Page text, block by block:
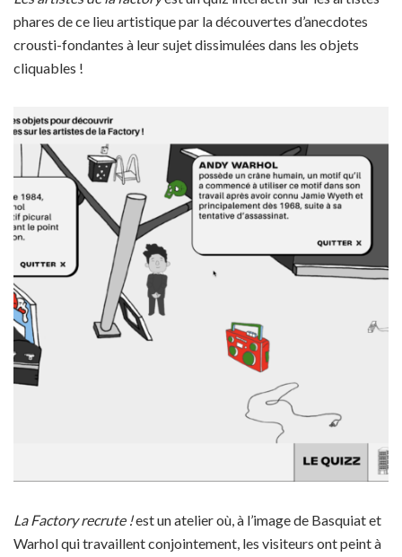
phares de ce lieu artistique par la découvertes d’anecdotes
crousti-fondantes à leur sujet dissimulées dans les objets
cliquables !
La Factory recrute !est un atelier où, à l’image de Basquiat et
Warhol qui travaillent conjointement, les visiteurs ont peint à